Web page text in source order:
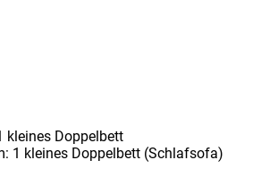
kleines Doppelbett
1 kleines Doppelbett (Schlafsofa)